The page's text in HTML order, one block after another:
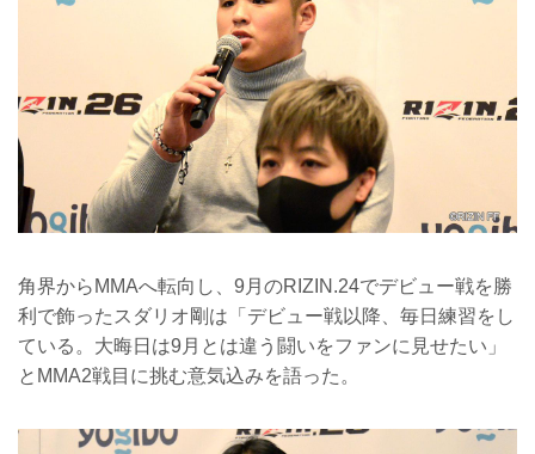
角界からMMAへ転向し、9月のRIZIN.24でデビュー戦を勝
利で飾ったスダリオ剛は「デビュー戦以降、毎日練習をし
ている。大晦日は9月とは違う闘いをファンに見せたい」
とMMA2戦目に挑む意気込みを語った。